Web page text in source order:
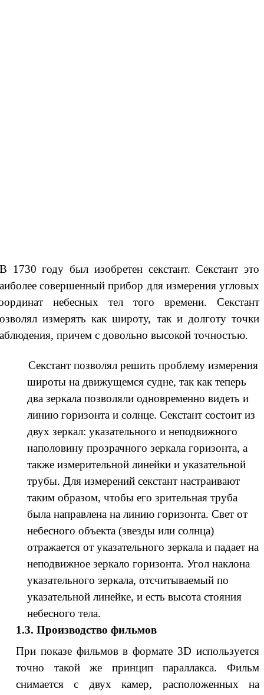
1730 году был изобретен секстант. Секстант это
совершенный прибор для измерения угловых
небесных тел того времени. Секстант
измерять как широту, так и долготу точки
причем с довольно высокой точностью.
Секстант позволял решить проблему измерения
широты на движущемся судне, так как теперь
два зеркала позволяли одновременно видеть и
линию горизонта и солнце. Секстант состоит из
двух зеркал: указательного и неподвижного
наполовину прозрачного зеркала горизонта, а
также измерительной линейки и указательной
трубы. Для измерений секстант настраивают
таким образом, чтобы его зрительная труба
была направлена на линию горизонта. Свет от
небесного объекта (звезды или солнца)
отражается от указательного зеркала и падает на
неподвижное зеркало горизонта. Угол наклона
указательного зеркала, отсчитываемый по
указательной линейке, и есть высота стояния
небесного тела.
1.3. Производство фильмов
При показе фильмов в формате 3D используется
точно такой же принцип параллакса. Фильм
снимается с двух камер, расположенных на